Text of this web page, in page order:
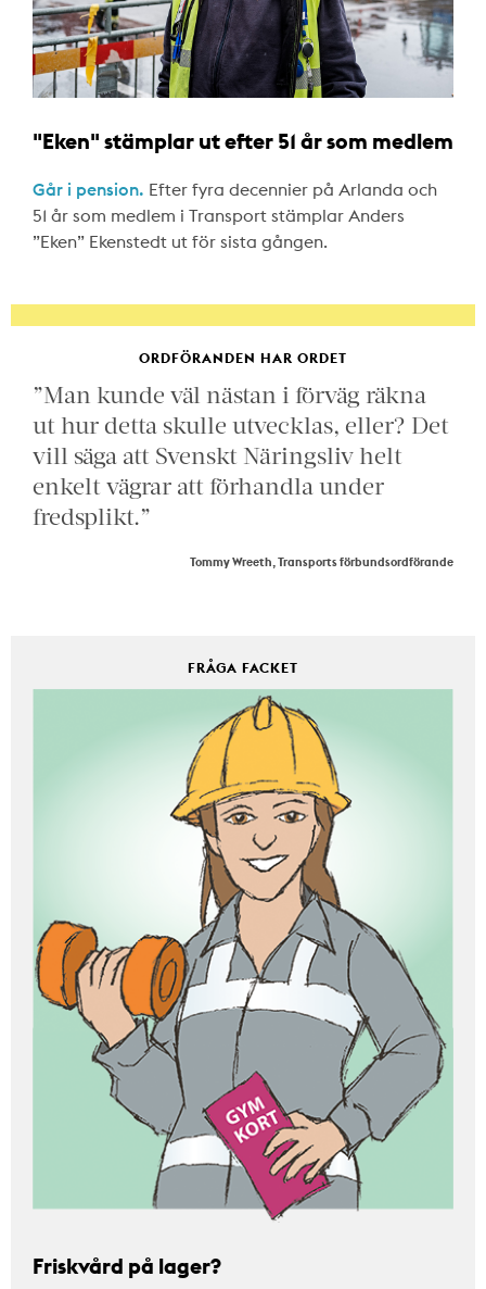
"Eken" stämplar ut efter 51 år som medlem
Går i pension. Efter fyra decennier på Arlanda och
51 år som medlem i Transport stämplar Anders
”Eken” Ekenstedt ut för sista gången.
ORDFÖRANDEN HAR ORDET
”Man kunde väl nästan i förväg räkna
ut hur detta skulle utvecklas, eller? Det
vill säga att Svenskt Näringsliv helt
enkelt vägrar att förhandla under
fredsplikt.”
Tommy Wreeth, Transports förbundsordförande
FRÅGA FACKET
Friskvård på lager?